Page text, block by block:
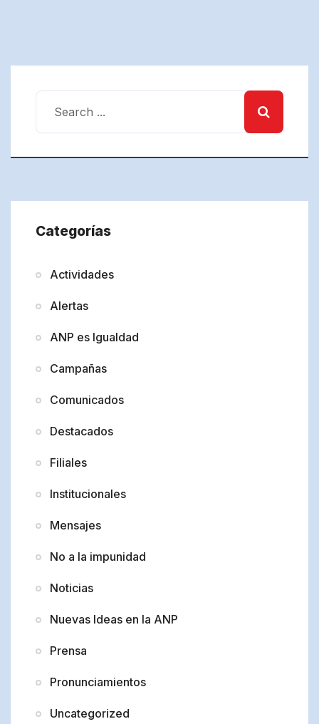
Categorías
Actividades
Alertas
ANP es Igualdad
Campañas
Comunicados
Destacados
Filiales
Institucionales
Mensajes
No a la impunidad
Noticias
Nuevas Ideas en la ANP
Prensa
Pronunciamientos
Uncategorized